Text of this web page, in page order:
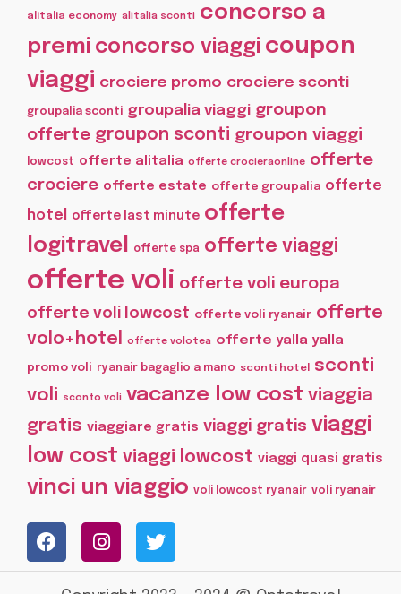
alitalia economy alitalia sconti concorso a
premi concorso viaggi coupon
viaggi crociere promo crociere sconti
groupalia sconti groupalia viaggi groupon
offerte groupon sconti groupon viaggi
lowcost offerte alitalia offerte crocieraonline offerte
crociere offerte estate offerte groupalia offerte
hotel
offerte last minute offerte
logitravel
offerte spa offerte viaggi
offerte voli offerte voli europa
offerte voli lowcost offerte voli ryanair offerte
volo+hotel
offerte volotea offerte yalla yalla
promo voli ryanair bagaglio a mano sconti hotel
sconti
voli
sconto voli vacanze low cost viaggia
gratis viaggiare gratis viaggi gratis viaggi
low cost viaggi lowcost viaggi quasi gratis
vinci un viaggio voli lowcost ryanair voli ryanair